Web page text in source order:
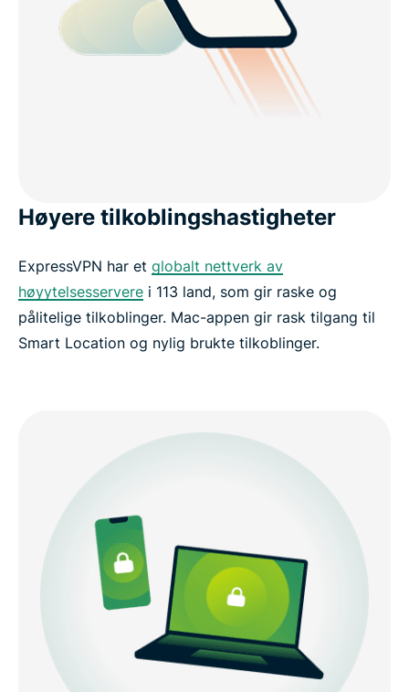
Høyere tilkoblingshastigheter
ExpressVPN har et globalt nettverk av
høyytelsesservere i 113 land, som gir raske og
pålitelige tilkoblinger. Mac-appen gir rask tilgang til
Smart Location og nylig brukte tilkoblinger.